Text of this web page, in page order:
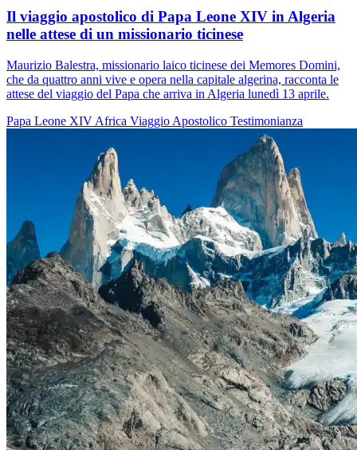
Il viaggio apostolico di Papa Leone XIV in Algeria
nelle attese di un missionario ticinese
Maurizio Balestra, missionario laico ticinese dei Memores Domini,
che da quattro anni vive e opera nella capitale algerina, racconta le
attese del viaggio del Papa che arriva in Algeria lunedì 13 aprile.
Papa Leone XIV Africa Viaggio Apostolico Testimonianza